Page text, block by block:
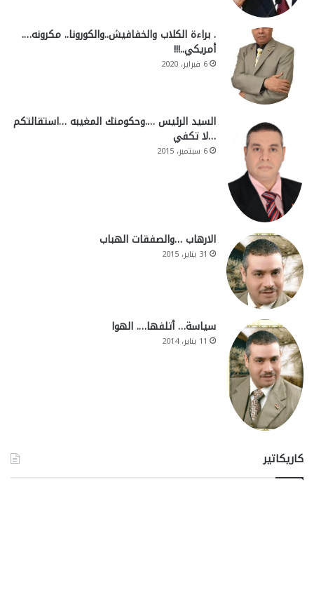
. براءة الكلاب والخفافيش..والكورونا.. مكرونه….
أمريكي..!!!
6 فبراير، 2020
السيد الرئيس ….وحكومتك المغيبه …استقالتكم
…لا تكفي
6 سبتمبر، 2015
الارهاب …والصفقات الهباب
31 يناير، 2015
سياسة… أتلفها…. الهوا
11 يناير، 2014
كاريكاتير